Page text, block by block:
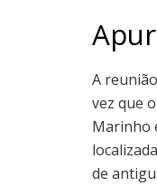
A
vez que
Marinho
de